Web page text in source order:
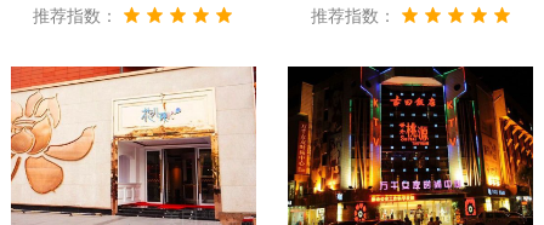
推荐指数：
推荐指数：